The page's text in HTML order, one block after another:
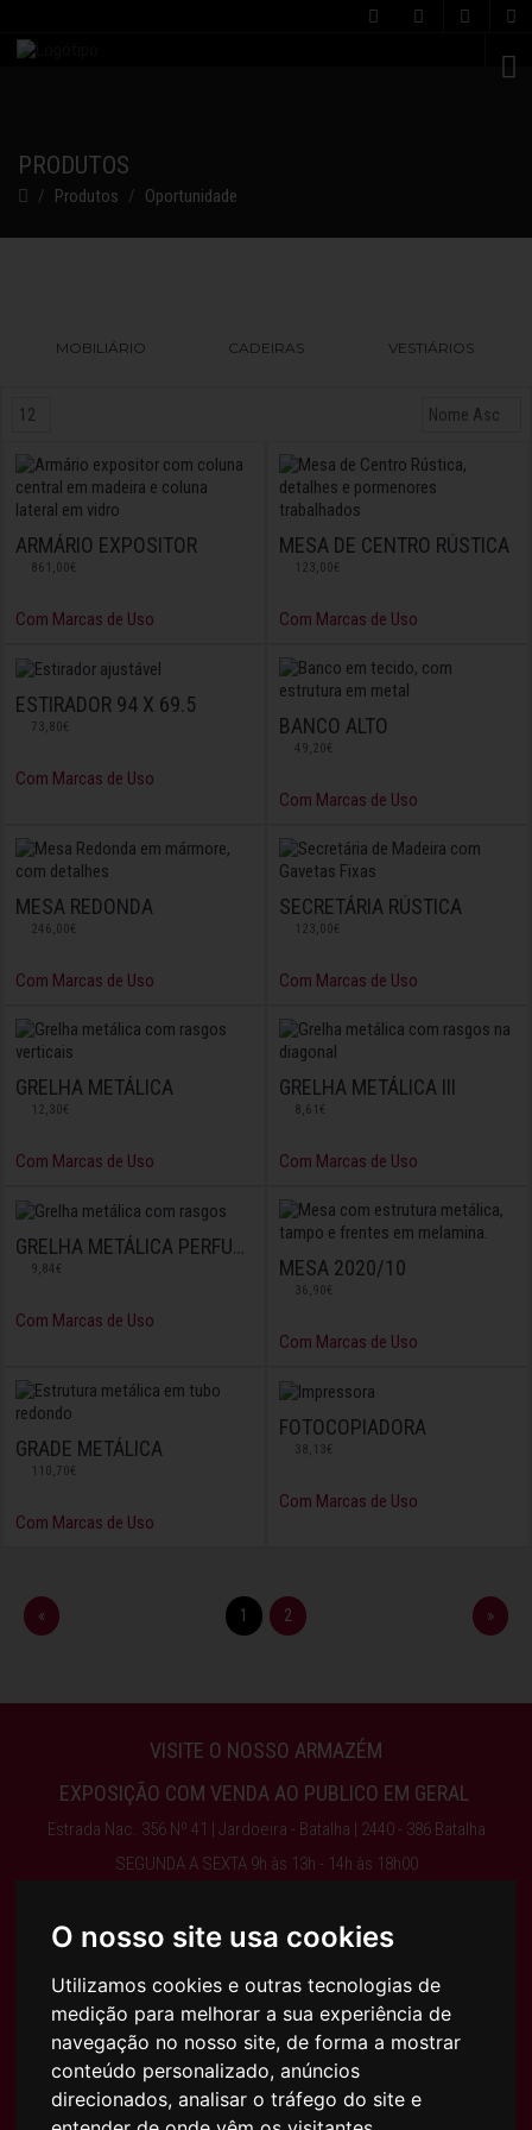
O nosso site usa cookies
Utilizamos cookies e outras tecnologias de
medição para melhorar a sua experiência de
navegação no nosso site, de forma a mostrar
conteúdo personalizado, anúncios
direcionados, analisar o tráfego do site e
PRODUTOS
Produtos Oportunidade
MOBILIÁRIO CADEIRAS VESTIÁRIOS
ARMÁRIO EXPOSITOR
861,00€
Com Marcas de Uso
MESA DE CENTRO RÚSTICA
123,00€
Com Marcas de Uso
ESTIRADOR 94 X 69.5
73,80€
Com Marcas de Uso
BANCO ALTO
49,20€
Com Marcas de Uso
MESA REDONDA
246,00€
Com Marcas de Uso
SECRETÁRIA RÚSTICA
123,00€
Com Marcas de Uso
GRELHA METÁLICA
12,30€
Com Marcas de Uso
GRELHA METÁLICA III
8,61€
Com Marcas de Uso
GRELHA METÁLICA PERFURADA
9,84€
Com Marcas de Uso
MESA 2020/10
36,90€
Com Marcas de Uso
GRADE METÁLICA
110,70€
Com Marcas de Uso
FOTOCOPIADORA
38,13€
Com Marcas de Uso
« 1 2 »
VISITE O NOSSO ARMAZÉM
EXPOSIÇÃO COM VENDA AO PUBLICO EM GERAL
Estrada Nac. 356 Nº 41 | Jardoeira - Batalha | 2440 - 386 Batalha
SEGUNDA A SEXTA 9h às 13h - 14h às 18h00
244 768 525 | 917 075 003 | INFO@AJFILHOS.PT